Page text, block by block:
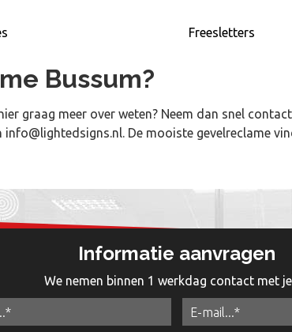
Freesletters
Bussum?
graag meer over weten? Neem dan snel
info@lightedsigns.nl. De mooiste gevelreclame
Informatie aanvragen
We nemen binnen 1 werkdag contact met